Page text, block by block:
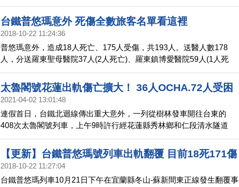
評論家林保華在臉書上一連數問質疑，包括肇事工程車為什麼要停在
下面是火車軌道的斜坡、忘了拉手拉剎車是「陋習」還是平時就知道
此時太魯閣號會進隧道？4月2日上午是長假第一天乘客最多的時候，
須對工程車司機進行調查，例如國家認同，有沒有經常去中國等等。
他認為，政府不必忌諱，這是國安的必須，也督促民眾警覺。血不應
該白流。
台鐵普悠瑪意外 死傷全數旅客名單看這裡
2018-10-22 11:24:36
普悠瑪意外，造成18人死亡、175人受傷，共193人。送醫人數178
人，分送羅東聖母醫院37人(2人死亡)、羅東鎮博愛醫院59人(1人死
亡)、蘇澳鎮榮民醫院51人、宜蘭市陽明大學附設醫院5人、宜蘭市仁
愛醫院1人、花蓮慈濟醫院17人、花蓮門諾醫院3人、臺北醫學大學附
設醫院1人、臺北市忠孝醫院1人、花蓮鳳林榮民醫院1人、花蓮玉里
中16人身分確認均為本國籍，其餘2人確認中)
太魯閣號花蓮出軌傷亡擴大！ 36人OCHA.72人受困
2021-04-02 13:01:48
連假首日，台鐵北迴線傳出重大意外，一列從樹林發車開往台東的
408次太魯閣號列車，上午9時許行經花蓮縣秀林鄉和仁段清水隧道
時，疑似發生狀況，多節傾斜人員受困，台鐵和消防局都證實確實有
事故，已趕往處理中，根據消防署上午訊息，4至5節車廂變形搶救
中。
【更新】台鐵普悠瑪號列車出軌翻覆 目前18死171傷
2018-10-22 11:27:04
台鐵普悠瑪列車10月21日下午在宜蘭縣冬山-蘇新間東正線發生翻覆事